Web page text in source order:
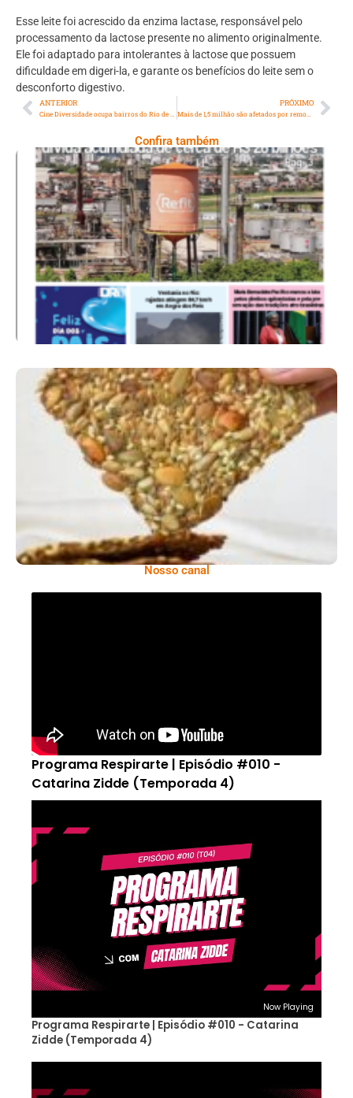
Esse leite foi acrescido da enzima lactase, responsável pelo
processamento da lactose presente no alimento originalmente.
Ele foi adaptado para intolerantes à lactose que possuem
dificuldade em digeri-la, e garante os benefícios do leite sem o
desconforto digestivo.
ANTERIOR
Cine Diversidade ocupa bairros do Rio de Janeiro com sessões de cinema, palestras e oficinas
PRÓXIMO
Mais de 1,5 milhão são afetados por remoções forçadas no Brasil
Confira também
Ano X – Número 367 08 A 14 De Agosto De
2026
Comer Bem: Cracker De Sementes
Nosso canal
Programa Respirarte | Episódio #010 -
Catarina Zidde (Temporada 4)
Now Playing
Programa Respirarte | Episódio #010 - Catarina
Zidde (Temporada 4)